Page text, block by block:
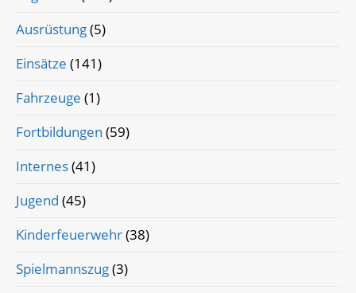
Ausrüstung(5)
Einsätze (141)
Fahrzeuge (1)
Fortbildungen (59)
Internes(41)
Jugend (45)
Kinderfeuerwehr(38)
Spielmannszug(3)